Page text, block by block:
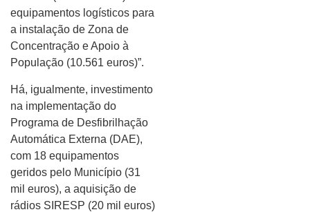
equipamentos logísticos para
a instalação de Zona de
Concentração e Apoio à
População (10.561 euros)”.
Há, igualmente, investimento
na implementação do
Programa de Desfibrilhação
Automática Externa (DAE),
com 18 equipamentos
geridos pelo Município (31
mil euros), a aquisição de
rádios SIRESP (20 mil euros)